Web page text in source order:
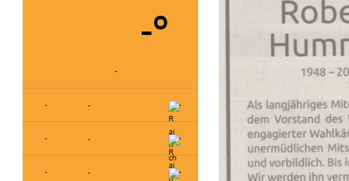
-º
-
- - -
- - -
- - -